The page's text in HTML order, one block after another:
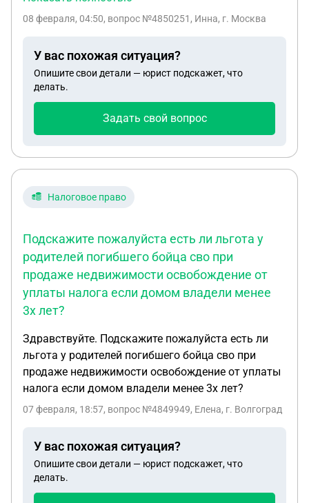
сторона лечение не оплачивает, возможно ли в
морального вреда ст. 264 ч. 1, лечение
возместить по ОСАГО.
08 февраля, 04:50, вопрос №4850251, Инна, г. Москва
У вас похожая ситуация?
Опишите свои детали — юрист подскажет, что
делать.
Задать свой вопрос
Налоговое право
Подскажите пожалуйста есть ли льгота у
родителей погибшего бойца сво при
продаже недвижимости освобождение от
уплаты налога если домом владели менее
3х лет?
Здравствуйте. Подскажите пожалуйста есть ли
льгота у родителей погибшего бойца сво при
продаже недвижимости освобождение от уплаты
налога если домом владели менее 3х лет?
07 февраля, 18:57, вопрос №4849949, Елена, г. Волгоград
У вас похожая ситуация?
Опишите свои детали — юрист подскажет, что
делать.